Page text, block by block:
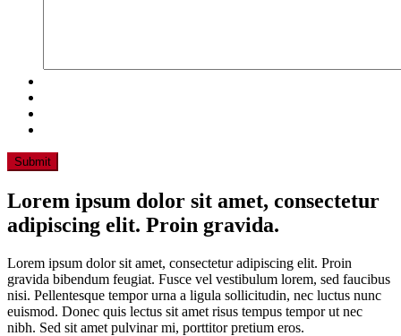
Lorem ipsum dolor sit amet, consectetur
adipiscing elit. Proin gravida.
Lorem ipsum dolor sit amet, consectetur adipiscing elit. Proin
gravida bibendum feugiat. Fusce vel vestibulum lorem, sed faucibus
nisi. Pellentesque tempor urna a ligula sollicitudin, nec luctus nunc
euismod. Donec quis lectus sit amet risus tempus tempor ut nec
nibh. Sed sit amet pulvinar mi, porttitor pretium eros.